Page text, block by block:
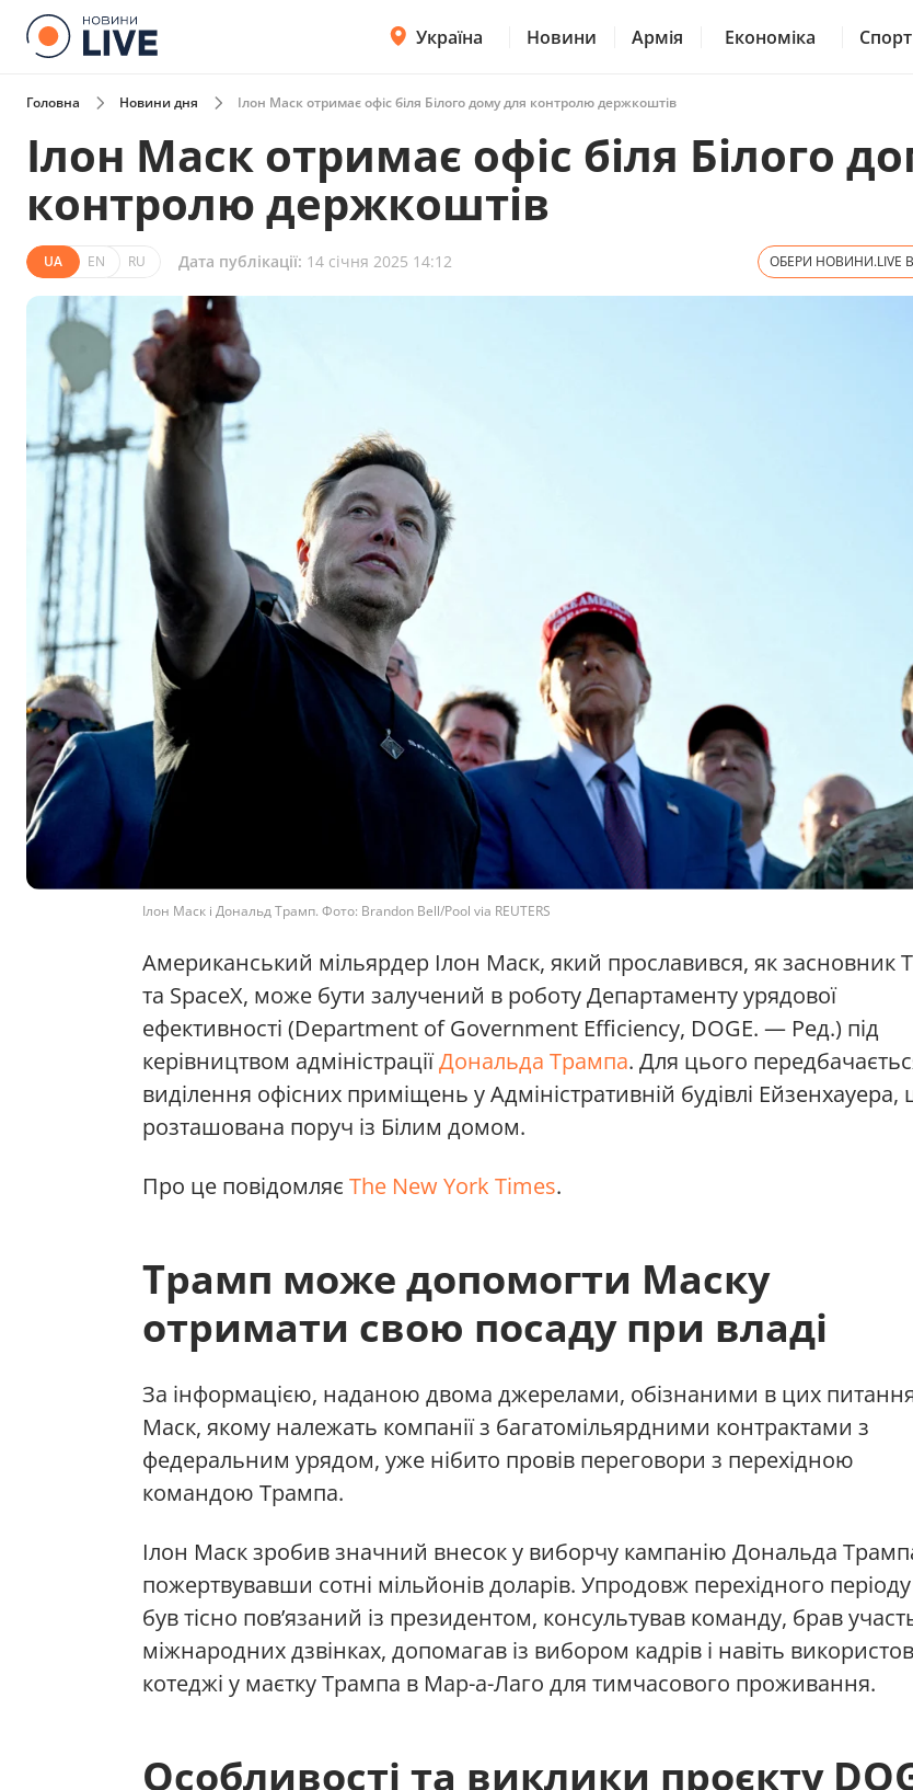
Україна Новини Армія Економіка Спорт
Головна Новини дня Ілон Маск отримає офіс біля Білого дому для контролю держкоштів
Ілон Маск отримає офіс біля Білого
контролю держкоштів
UA EN RU Дата публікації: 14 січня 2025 14:12 ОБЕРИ НОВИНИ.LIVE В
Ілон Маск і Дональд Трамп. Фото: Brandon Bell/Pool via REUTERS
Американський мільярдер Ілон Маск, який прославився, як засновник
та SpaceX, може бути залучений в роботу Департаменту урядової
ефективності (Department of Government Efficiency, DOGE. — Ред.) під
керівництвом адміністраціїДональда Трампа. Для цього
виділення офісних приміщень у Адміністративній будівлі Ейзенхауера,
розташована поруч із Білим домом.
Про це повідомляє The New York Times.
Трамп може допомогти Маску
отримати свою посаду при владі
За інформацією, наданою двома джерелами, обізнаними в цих
Маск, якому належать компанії з багатомільярдними контрактами з
федеральним урядом, уже нібито провів переговори з перехідною
командою Трампа.
Ілон Маск зробив значний внесок у виборчу кампанію Дональда
пожертвувавши сотні мільйонів доларів. Упродовж перехідного періоду
був тісно пов’язаний із президентом, консультував команду, брав
міжнародних дзвінках, допомагав із вибором кадрів і навіть
котеджі у маєтку Трампа в Мар-а-Лаго для тимчасового проживання.
Особливості та виклики проєкту